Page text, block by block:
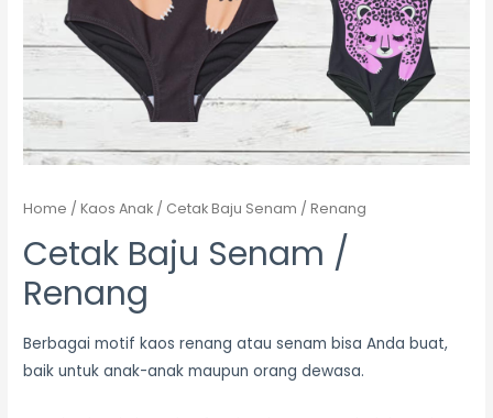
Home /Kaos Anak / Cetak Baju Senam / Renang
Cetak Baju Senam /
Renang
Berbagai motif kaos renang atau senam bisa Anda buat,
baik untuk anak-anak maupun orang dewasa.